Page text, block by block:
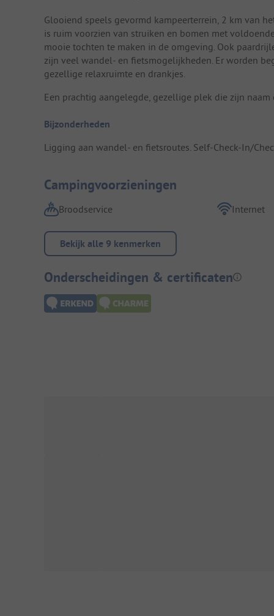
Glooiend speels gevormd kampeerterrein, 2 km van
is ruim voorzien van struiken en bomen met
mooie tochten te maken in de omgeving. Ook
zijn veel wandel- en fietsmogelijkheden. Er worden
gezellige relaxruimte en drankjes.
Een prachtig aangelegde, gezellige plek die zijn naam
Bijzonderheden
Ligging aan wandel- en fietsroutes. Self-Check-In/
Campingvoorzieningen
Broodservice Internet
Bekijk alle 9 kenmerken
Onderscheidingen & certificaten